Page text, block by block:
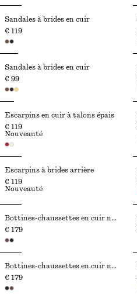
Sandales à brides en cuir
€ 119
Sandales à brides en cuir
€ 99
Escarpins en cuir à talons épais
€ 119
Nouveauté
Escarpins à brides arrière
€ 119
Nouveauté
Bottines-chaussettes en cuir nappa
€ 179
Bottines-chaussettes en cuir nappa
€ 179